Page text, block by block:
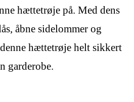
hættetrøje på. Med dens
åbne sidelommer og
hættetrøje helt sikkert
garderobe.